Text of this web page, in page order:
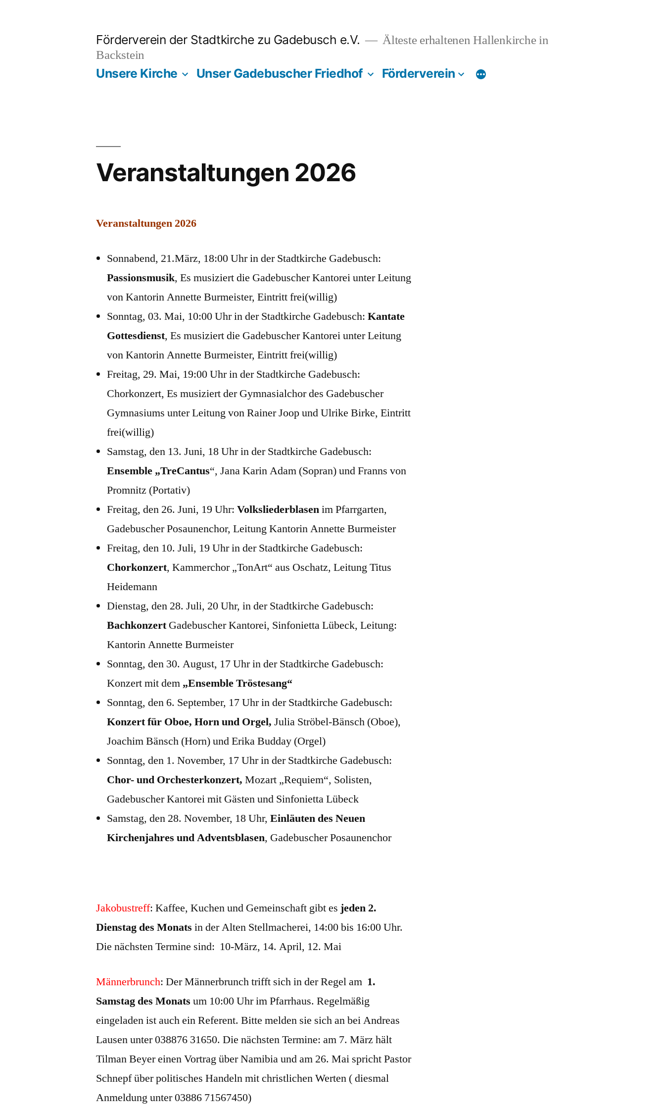
Förderverein der Stadtkirche zu Gadebusch e.V.
Älteste erhaltenen Hallenkirche in
Backstein
Unsere Kirche Unser Gadebuscher Friedhof Förderverein
Veranstaltungen 2026
Veranstaltungen 2026
Sonnabend, 21.März, 18:00 Uhr in der Stadtkirche Gadebusch:
Passionsmusik, Es musiziert die Gadebuscher Kantorei unter Leitung
von Kantorin Annette Burmeister, Eintritt frei(willig)
Sonntag, 03. Mai, 10:00 Uhr in der Stadtkirche Gadebusch:Kantate
Gottesdienst, Es musiziert die Gadebuscher Kantorei unter Leitung
von Kantorin Annette Burmeister, Eintritt frei(willig)
Freitag, 29. Mai, 19:00 Uhr in der Stadtkirche Gadebusch:
Chorkonzert, Es musiziert der Gymnasialchor des Gadebuscher
Gymnasiums unter Leitung von Rainer Joop und Ulrike Birke, Eintritt
frei(willig)
Samstag, den 13. Juni, 18 Uhr in der Stadtkirche Gadebusch:
Ensemble „TreCantus“, Jana Karin Adam (Sopran) und Franns von
Promnitz (Portativ)
Freitag, den 26. Juni, 19 Uhr:Volksliederblasenim Pfarrgarten,
Gadebuscher Posaunenchor, Leitung Kantorin Annette Burmeister
Freitag, den 10. Juli, 19 Uhr in der Stadtkirche Gadebusch:
Chorkonzert, Kammerchor „TonArt“ aus Oschatz, Leitung Titus
Heidemann
Dienstag, den 28. Juli, 20 Uhr, in der Stadtkirche Gadebusch:
BachkonzertGadebuscher Kantorei, Sinfonietta Lübeck, Leitung:
Kantorin Annette Burmeister
Sonntag, den 30. August, 17 Uhr in der Stadtkirche Gadebusch:
Konzert mit dem „Ensemble Tröstesang“
Sonntag, den 6. September, 17 Uhr in der Stadtkirche Gadebusch:
Konzert für Oboe, Horn und Orgel, Julia Ströbel-Bänsch (Oboe),
Joachim Bänsch (Horn) und Erika Budday (Orgel)
Sonntag, den 1. November, 17 Uhr in der Stadtkirche Gadebusch:
Chor- und Orchesterkonzert, Mozart „Requiem“, Solisten,
Gadebuscher Kantorei mit Gästen und Sinfonietta Lübeck
Samstag, den 28. November, 18 Uhr,Einläuten des Neuen
Kirchenjahres und Adventsblasen, Gadebuscher Posaunenchor
Jakobustreff: Kaffee, Kuchen und Gemeinschaft gibt es jeden 2.
Dienstag des Monats in der Alten Stellmacherei, 14:00 bis 16:00 Uhr.
Die nächsten Termine sind: 10-März, 14. April, 12. Mai
Männerbrunch: Der Männerbrunch trifft sich in der Regel am 1.
Samstag des Monats um 10:00 Uhr im Pfarrhaus. Regelmäßig
eingeladen ist auch ein Referent. Bitte melden sie sich an bei Andreas
Lausen unter 038876 31650. Die nächsten Termine: am 7. März hält
Tilman Beyer einen Vortrag über Namibia und am 26. Mai spricht Pastor
Schnepf über politisches Handeln mit christlichen Werten ( diesmal
Anmeldung unter 03886 71567450)